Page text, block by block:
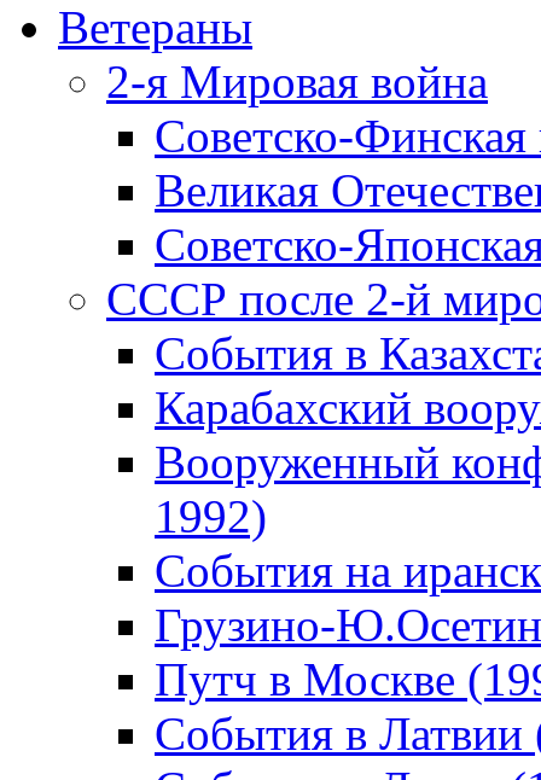
Ветераны
2-я Мировая война
Советско-
Великая
Советско-
СССР после 2-й
События в
Карабахский
Вооруженный
1992)
События на
Грузино-
Путч в Москве
События в Латвии